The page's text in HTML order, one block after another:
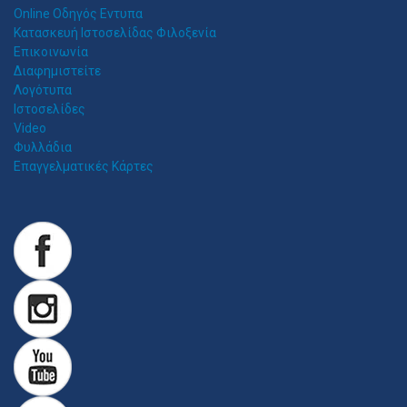
Online Οδηγός Εντυπα
Κατασκευή Ιστοσελίδας Φιλοξενία
Επικοινωνία
Διαφημιστείτε
Λογότυπα
Ιστοσελίδες
Video
Φυλλάδια
Επαγγελματικές Κάρτες